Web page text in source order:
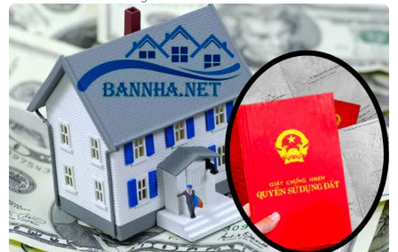
Mua bán nhà đất Phường 14
Mua bán nhà đất Phường 15
Mua bán nhà đất Phường 16, Quận 8, TPHCM
Mua bán nhà đất Phường 8
Mua bán nhà đất Phường 9